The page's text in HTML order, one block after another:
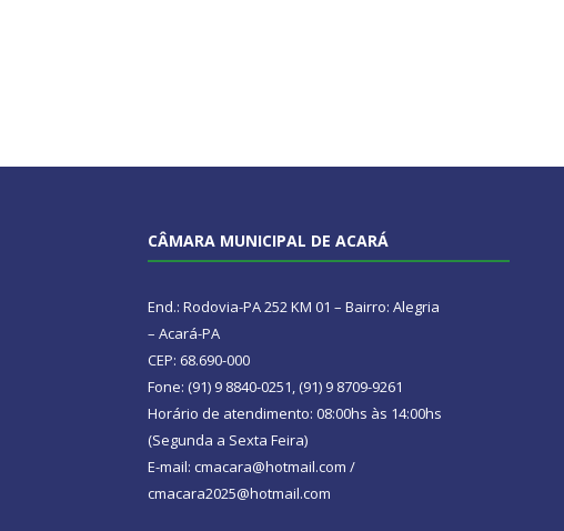
CÂMARA MUNICIPAL DE ACARÁ
End.: Rodovia-PA 252 KM 01 – Bairro: Alegria
– Acará-PA
CEP: 68.690-000
Fone: (91) 9 8840-0251, (91) 9 8709-9261
Horário de atendimento: 08:00hs às 14:00hs
(Segunda a Sexta Feira)
E-mail: cmacara@hotmail.com /
cmacara2025@hotmail.com